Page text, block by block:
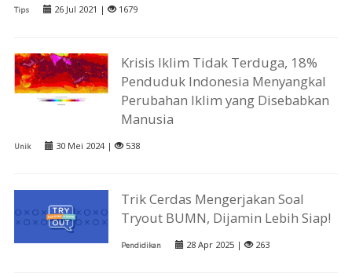
Tips 26 Jul 2021 | 1679
Krisis Iklim Tidak Terduga, 18%
Penduduk Indonesia Menyangkal
Perubahan Iklim yang Disebabkan
Manusia
Unik 30 Mei 2024 | 538
Trik Cerdas Mengerjakan Soal
Tryout BUMN, Dijamin Lebih Siap!
Pendidikan 28 Apr 2025 | 263